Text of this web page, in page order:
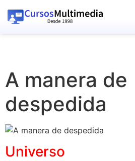
A manera de
despedida
Universo